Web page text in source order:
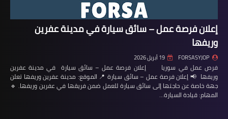
إعلان فرصة عمل – سائق سيارة في مدينة عفرين
وريفها
FORSASYJOP 19 أبريل 2026
فرص عمل في سوريا إعلان فرصة عمل – سائق سيارة في مدينة عفرين
وريفها 📢 إعلان فرصة عمل – سائق سيارة 📍 الموقع: مدينة عفرين وريفها تعلن
جهة خاصة عن حاجتها إلى سائق سيارة للعمل ضمن فريقها في عفرين وريفها. 🔹
المهام: قيادة السيارة…